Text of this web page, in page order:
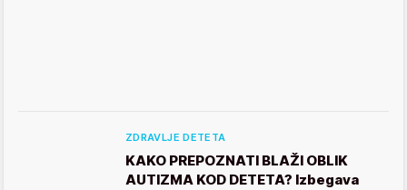
ZDRAVLJE DETETA
KAKO PREPOZNATI BLAŽI OBLIK
AUTIZMA KOD DETETA? Izbegava